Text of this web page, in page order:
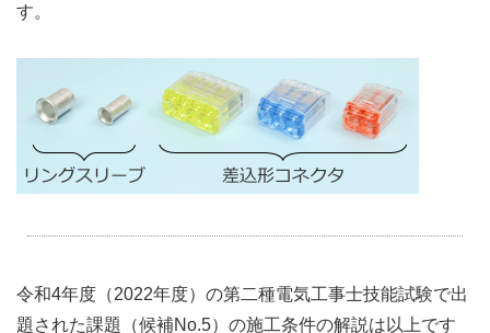
す。
令和4年度（2022年度）の第二種電気工事士技能試験で出
題された課題（候補No.5）の施工条件の解説は以上です